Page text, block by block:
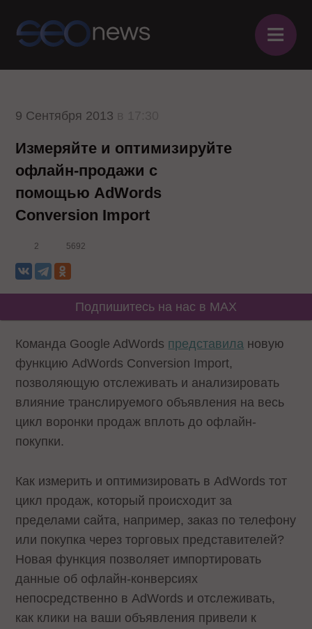
≡
9 Сентября 2013
Измеряйте и оптимизируйте
офлайн-продажи с
помощью AdWords
Conversion Import
2 5692
Подпишитесь на нас в MAX
Команда Google AdWords представила новую
функцию AdWords Conversion Import,
позволяющую отслеживать и анализировать
влияние транслируемого объявления на весь
цикл воронки продаж вплоть до офлайн-
покупки.
Как измерить и оптимизировать в AdWords тот
цикл продаж, который происходит за
пределами сайта, например, заказ по телефону
или покупка через торговых представителей?
Новая функция позволяет импортировать
данные об офлайн-конверсиях
непосредственно в AdWords и отслеживать,
как клики на ваши объявления привели к